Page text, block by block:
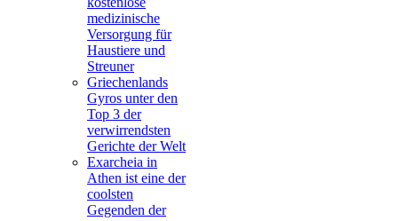
medizinische
Versorgung für
Haustiere und
Streuner
Griechenlands
Gyros unter den
Top 3 der
verwirrendsten
Gerichte der Welt
Exarcheia in
Athen ist eine der
coolsten
Gegenden der